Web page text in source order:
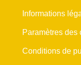
Informations
Paramètres des
Conditions de